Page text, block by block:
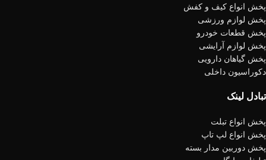
پخش انواع کیف و کفش
پخش لوازم ورزشی
پخش قطعات خودرو
پخش لوازم آرایشی
پخش گیاهان دارویی
دکوراسیون داخلی
تبادل لینک
پخش انواع تبلت
پخش انواع لپ تاپ
پخش دوربین مدار بسته